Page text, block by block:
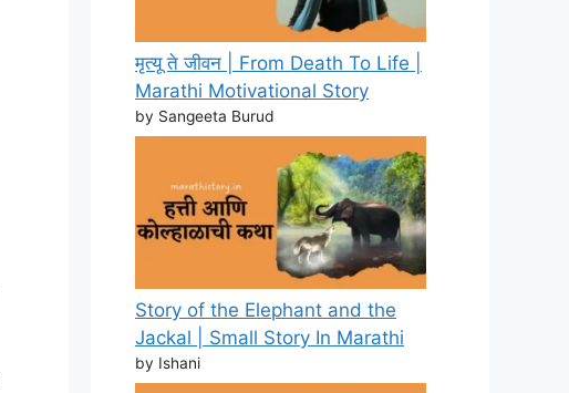
मृत्यू ते जीवन | From Death To Life |
Marathi Motivational Story
by Sangeeta Burud
Story of the Elephant and the
Jackal | Small Story In Marathi
by Ishani